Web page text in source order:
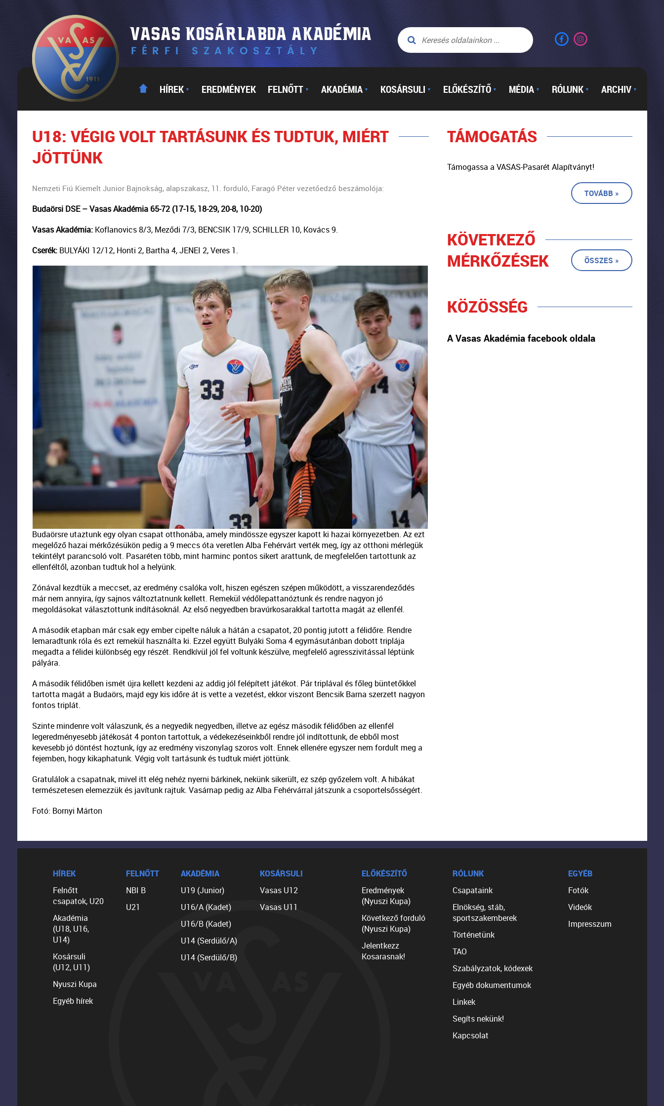
HÍREK ▼ EREDMÉNYEK FELNŐTT ▼ AKADÉMIA ▼ KOSÁRSULI ▼ ELŐKÉSZÍTŐ ▼ MÉDIA ▼ RÓLUNK ▼ ARCHIV ▼
U18: VÉGIG VOLT TARTÁSUNK ÉS TUDTUK, MIÉRT
JÖTTÜNK
Nemzeti Fiú Kiemelt Junior Bajnokság, alapszakasz, 11. forduló, Faragó Péter vezetőedző beszámolója:
Budaörsi DSE – Vasas Akadémia 65-72 (17-15, 18-29, 20-8, 10-20)
Vasas Akadémia: Koflanovics 8/3, Meződi 7/3, BENCSIK 17/9, SCHILLER 10, Kovács 9.
Cserék:BULYÁKI 12/12, Honti 2, Bartha 4, JENEI 2, Veres 1.
Budaörsre utaztunk egy olyan csapat otthonába, amely mindössze egyszer kapott ki hazai környezetben. Az ezt
megelőző hazai mérkőzésükön pedig a 9 meccs óta veretlen Alba Fehérvárt verték meg, így az otthoni mérlegük
tekintélyt parancsoló volt. Pasaréten több, mint harminc pontos sikert arattunk, de megfelelően tartottunk az
ellenféltől, azonban tudtuk hol a helyünk.
Zónával kezdtük a meccset, az eredmény csalóka volt, hiszen egészen szépen működött, a visszarendeződés
már nem annyira, így sajnos változtatnunk kellett. Remekül védőlepattanóztunk és rendre nagyon jó
megoldásokat választottunk indításoknál. Az első negyedben bravúrkosarakkal tartotta magát az ellenfél.
A második etapban már csak egy ember cipelte náluk a hátán a csapatot, 20 pontig jutott a félidőre. Rendre
lemaradtunk róla és ezt remekül használta ki. Ezzel együtt Bulyáki Soma 4 egymásutánban dobott triplája
megadta a félidei különbség egy részét. Rendkívül jól fel voltunk készülve, megfelelő agresszivitással léptünk
pályára.
A második félidőben ismét újra kellett kezdeni az addig jól felépített játékot. Pár triplával és főleg büntetőkkel
tartotta magát a Budaörs, majd egy kis időre át is vette a vezetést, ekkor viszont Bencsik Barna szerzett nagyon
fontos triplát.
Szinte mindenre volt válaszunk, és a negyedik negyedben, illetve az egész második félidőben az ellenfél
legeredményesebb játékosát 4 ponton tartottuk, a védekezéseinkből rendre jól indítottunk, de ebből most
kevesebb jó döntést hoztunk, így az eredmény viszonylag szoros volt. Ennek ellenére egyszer nem fordult meg a
fejemben, hogy kikaphatunk. Végig volt tartásunk és tudtuk miért jöttünk.
Gratulálok a csapatnak, mivel itt elég nehéz nyerni bárkinek, nekünk sikerült, ez szép győzelem volt. A hibákat
természetesen elemezzük és javítunk rajtuk. Vasárnap pedig az Alba Fehérvárral játszunk a csoportelsősségért.
Fotó: Bornyi Márton
TÁMOGATÁS
Támogassa a VASAS-Pasarét Alapítványt!
TOVÁBB »
KÖVETKEZŐ
MÉRKŐZÉSEK
ÖSSZES »
KÖZÖSSÉG
A Vasas Akadémia facebook oldala
HÍREK
Felnőtt
csapatok, U20
Akadémia
(U18, U16,
U14)
Kosársuli
(U12, U11)
Nyuszi Kupa
Egyéb hírek
FELNŐTT
NBI B
U21
AKADÉMIA
U19 (Junior)
U16/A (Kadet)
U16/B (Kadet)
U14 (Serdülő/A)
U14 (Serdülő/B)
KOSÁRSULI
Vasas U12
Vasas U11
ELŐKÉSZÍTŐ
Eredmények
(Nyuszi Kupa)
Következő forduló
(Nyuszi Kupa)
Jelentkezz
Kosarasnak!
RÓLUNK
Csapataink
Elnökség, stáb,
sportszakemberek
Történetünk
TAO
Szabályzatok, kódexek
Egyéb dokumentumok
Linkek
Segíts nekünk!
Kapcsolat
EGYÉB
Fotók
Videók
Impresszum